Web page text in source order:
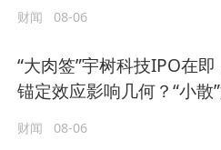
财闻 08-06
“大肉签”宇树科技IPO在
锚定效应影响几何？“小散
财闻 08-06